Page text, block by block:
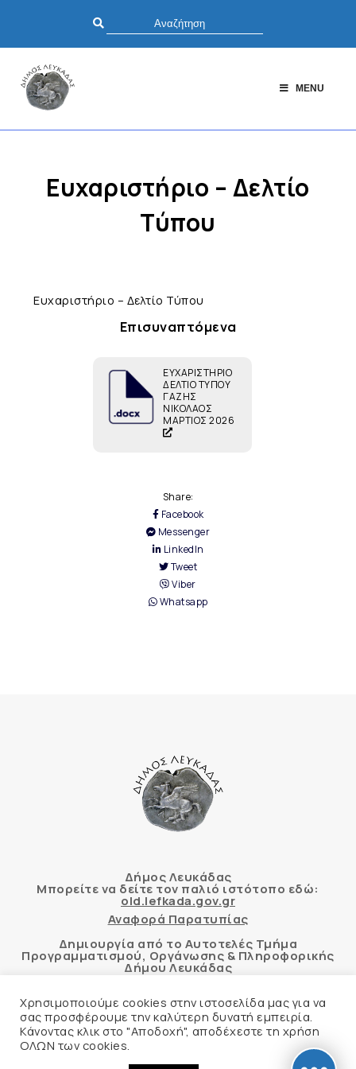
MENU
Ευχαριστήριο – Δελτίο
Τύπου
Ευχαριστήριο – Δελτίο Τύπου
Επισυναπτόμενα
ΕΥΧΑΡΙΣΤΗΡΙΟ
ΔΕΛΤΙΟ ΤΥΠΟΥ
ΓΑΖΗΣ
ΝΙΚΟΛΑΟΣ
ΜΑΡΤΙΟΣ 2026
Share:
Facebook
Messenger
LinkedIn
Tweet
Viber
Whatsapp
Δήμος Λευκάδας
Μπορείτε να δείτε τον παλιό ιστότοπο εδώ:
old.lefkada.gov.gr
Αναφορά Παρατυπίας
Δημιουργία από το Αυτοτελές Τμήμα
Προγραμματισμού, Οργάνωσης & Πληροφορικής
Δήμου Λευκάδας
Αυτόματος έλεγχος προσβασιμότητας
δικτυακού τόπου με βάση το πρότυπο WCAG 2.1
Χρησιμοποιούμε cookies στην ιστοσελίδα μας για να
σας προσφέρουμε την καλύτερη δυνατή εμπειρία.
Κάνοντας κλικ στο "Αποδοχή", αποδέχεστε τη χρήση
ΟΛΩΝ των cookies.